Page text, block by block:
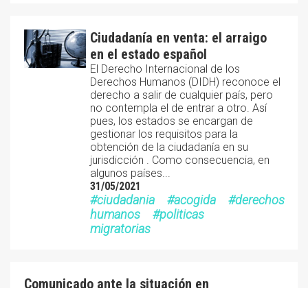
Ciudadanía en venta: el arraigo
en el estado español
El Derecho Internacional de los
Derechos Humanos (DIDH) reconoce el
derecho a salir de cualquier país, pero
no contempla el de entrar a otro. Así
pues, los estados se encargan de
gestionar los requisitos para la
obtención de la ciudadanía en su
jurisdicción . Como consecuencia, en
algunos países...
31/05/2021
ciudadania acogida
derechos
humanos
politicas
migratorias
Comunicado ante la situación en